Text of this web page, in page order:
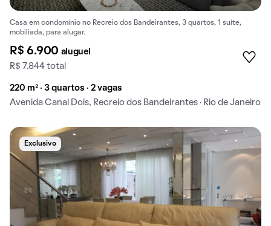
Casa em condomínio no Recreio dos Bandeirantes, 3 quartos, 1 suíte,
mobiliada, para alugar.
R$ 6.900 aluguel
R$ 7.844 total
220 m² · 3 quartos · 2 vagas
Avenida Canal Dois, Recreio dos Bandeirantes · Rio de Janeiro
Exclusivo